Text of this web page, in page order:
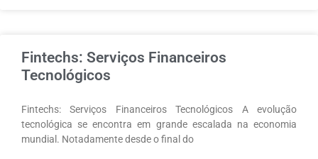
Fintechs: Serviços Financeiros
Tecnológicos
Fintechs: Serviços Financeiros Tecnológicos A evolução
tecnológica se encontra em grande escalada na economia
mundial. Notadamente desde o final do